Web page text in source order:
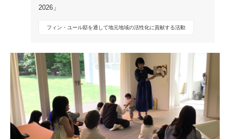
2026」
フィン・ユール邸を通して地元地域の活性化に貢献する活動